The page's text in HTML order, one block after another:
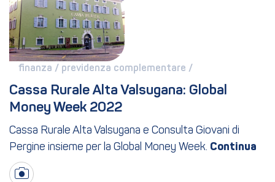
finanza / previdenza complementare /
Cassa Rurale Alta Valsugana: Global
Money Week 2022
Cassa Rurale Alta Valsugana e Consulta Giovani di
Pergine insieme per la Global Money Week.